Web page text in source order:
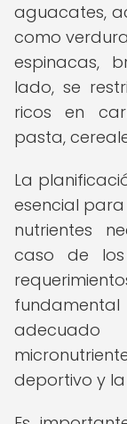
aguacates,
como
espinacas,
lado, se
ricos en
pasta,
La
esencial
nutrientes
caso de
deportivo y